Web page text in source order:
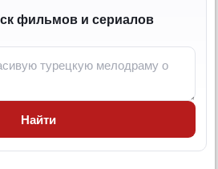
фильмов и сериалов
Найти